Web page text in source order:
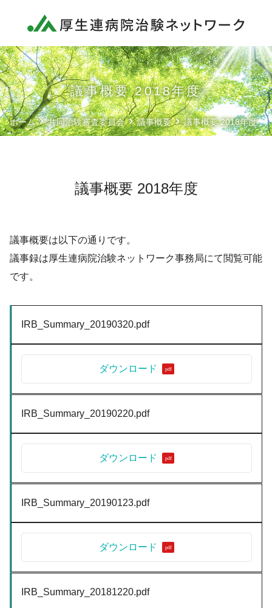
ネットワーク概要
厚生連病院の方へ
治験依頼者様へ
患者様へ
共同治験審査委員会
議事概要 2018年度
ホーム 共同治験審査委員会 議事概要 議事概要 2018年度
議事概要 2018年度
議事概要は以下の通りです。
議事録は厚生連病院治験ネットワーク事務局にて閲覧可能
です。
IRB_Summary_20190320.pdf
ダウンロード
IRB_Summary_20190220.pdf
ダウンロード
IRB_Summary_20190123.pdf
ダウンロード
IRB_Summary_20181220.pdf